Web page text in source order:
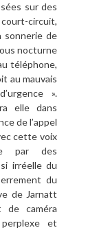
sur des
circuit,
sonnerie de
nocturne
téléphone,
au mauvais
».
elle dans
de l’appel
cette voix
par des
irréelle du
du
de Jarnatt
de caméra
et